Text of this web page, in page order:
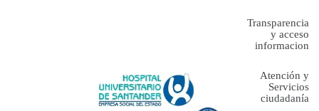
Transparencia
y acceso
informacion
Atención y
Servicios
ciudadanía